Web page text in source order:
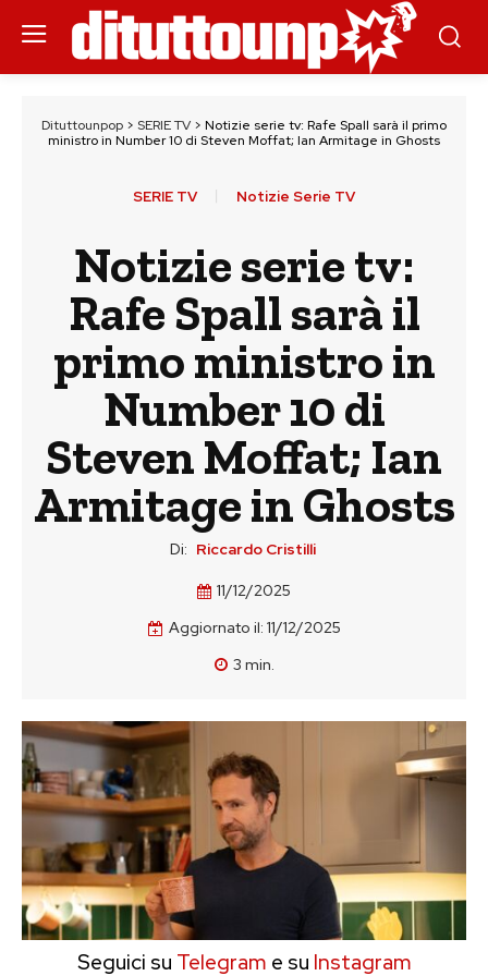
Dituttounpop > SERIE TV > Notizie serie tv: Rafe Spall sarà il primo
ministro in Number 10 di Steven Moffat; Ian Armitage in Ghosts
SERIE TV Notizie Serie TV
Notizie serie tv:
Rafe Spall sarà il
primo ministro in
Number 10 di
Steven Moffat; Ian
Armitage in Ghosts
Di: Riccardo Cristilli
11/12/2025
Aggiornato il: 11/12/2025
3 min.
Seguici su Telegram e su Instagram